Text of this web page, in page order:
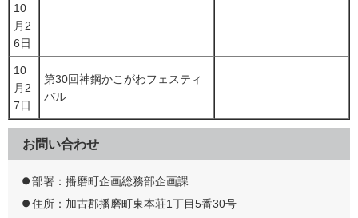
10
月2
6日
10
月2
7日
第30回神鋼かこがわフェスティ
バル
お問い合わせ
部署：播磨町企画総務部企画課
住所：加古郡播磨町東本荘1丁目5番30号